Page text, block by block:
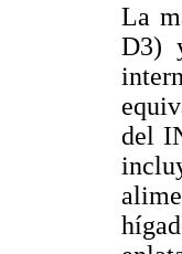
La
D3)
del